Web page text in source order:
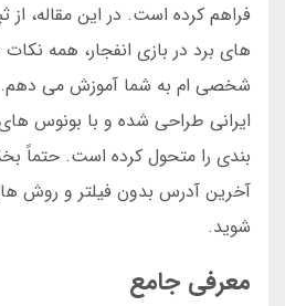
فراهم کرده است. در این مقاله، از
های برد در بازی انفجار، همه
شخصی ام به شما آموزش می دهم.
ایرانی طراحی شده و با بونوس
آخرین آدرس بدون فیلتر و روش
شوید.
معرفی جامع